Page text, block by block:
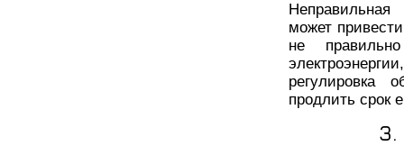
Неправильная
может
не
регулировка
продлить срок